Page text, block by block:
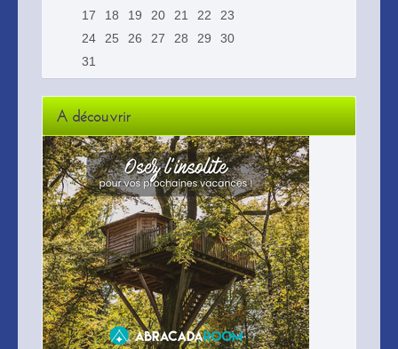
17
18 19 20 21 22
23
24
25 26 27 28 29
30
31
A découvrir